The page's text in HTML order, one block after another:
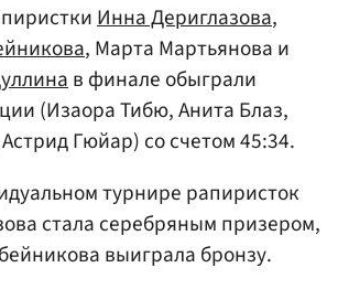
Инна Дериглазова,
, Марта Мартьянова и
в финале обыграли
(Изаора Тибю, Анита Блаз,
Гюйар) со счетом 45:34.
турнире рапиристок
стала серебряным призером,
выиграла бронзу.